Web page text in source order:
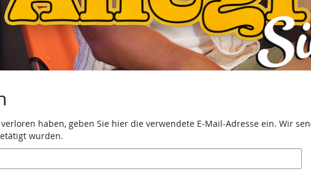
haben, geben Sie hier die verwendete E-Mail-Adresse ein. Wir
wurden.